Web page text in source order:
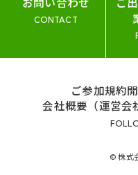
CONTACT
ご参加規約
会社概要（運営会
© 株式